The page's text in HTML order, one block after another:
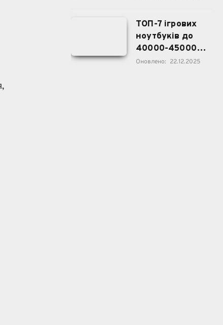
2025
ТОП-7 ігрових
ноутбуків до
40000-45000
грн ($1000) у
Оновлено: 22.12.2025